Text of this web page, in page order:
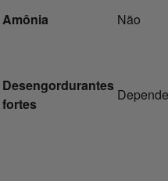
Amônia Não
Desengordurantes
fortes
Depende